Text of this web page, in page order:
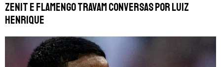
Zenit e Flamengo travam conversas por Luiz
Henrique